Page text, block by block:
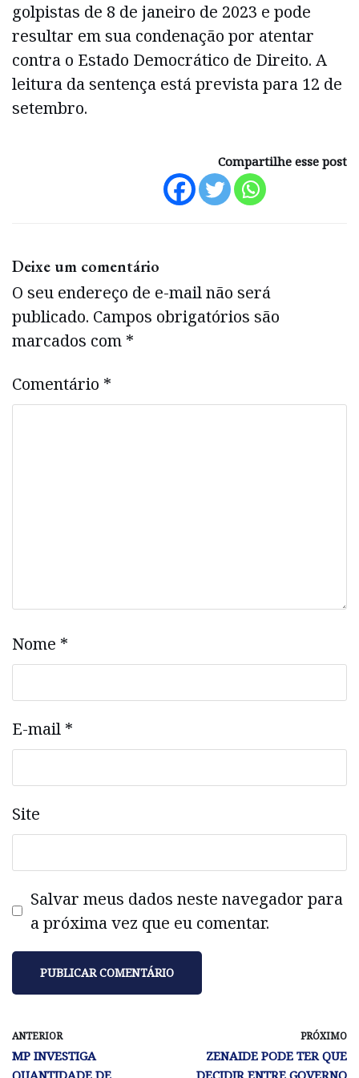
golpistas de 8 de janeiro de 2023 e pode
resultar em sua condenação por atentar
contra o Estado Democrático de Direito. A
leitura da sentença está prevista para 12 de
setembro.
Compartilhe esse post
Deixe um comentário
O seu endereço de e-mail não será
publicado. Campos obrigatórios são
marcados com *
Comentário *
Nome *
E-mail *
Site
Salvar meus dados neste navegador para
a próxima vez que eu comentar.
ANTERIOR
MP INVESTIGA
QUANTIDADE DE
PRÓXIMO
ZENAIDE PODE TER QUE
DECIDIR ENTRE GOVERNO